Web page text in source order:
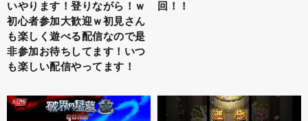
いやります！登りながら！ｗ
初心者参加大歓迎ｗ初見さん
も楽しく遊べる配信なので是
非参加お待ちしてます！いつ
も楽しい配信やってます！
回！！